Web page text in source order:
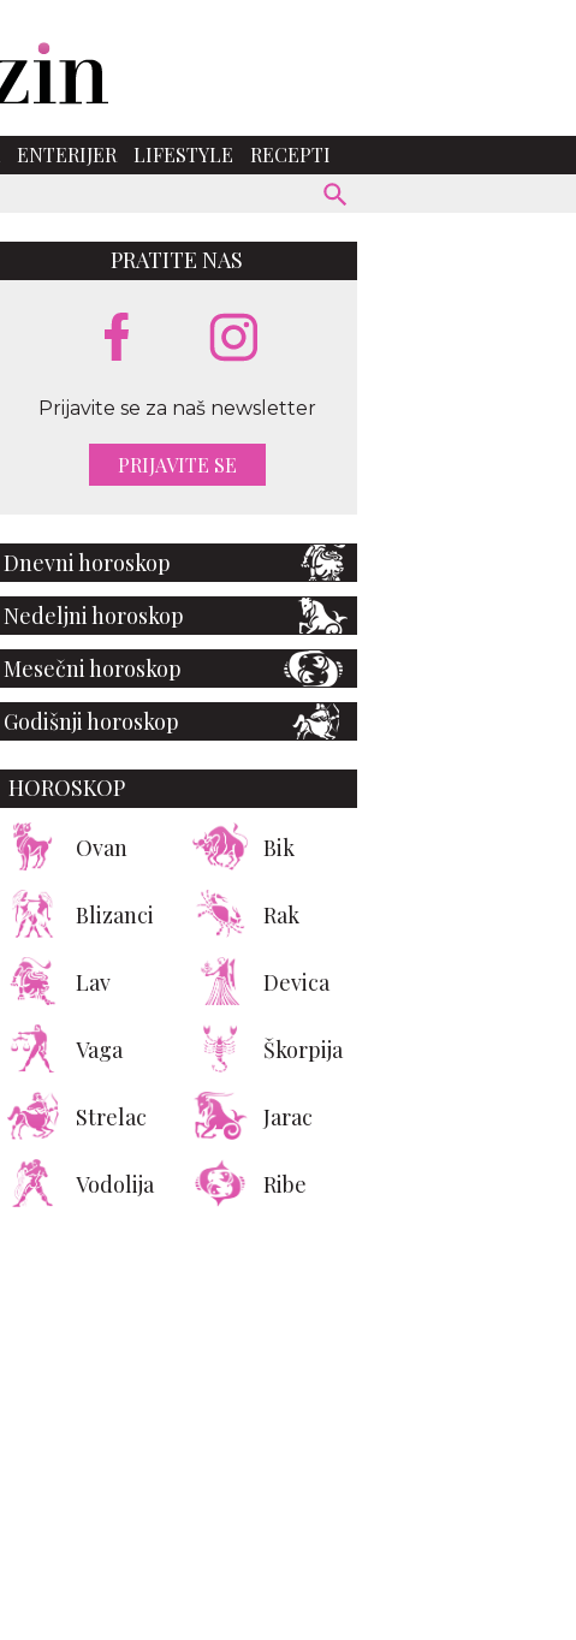
ENTERIJER LIFESTYLE
RECEPTI
PRATITE NAS
Prijavite se za naš newsletter
PRIJAVITE SE
Dnevni horoskop
Nedeljni horoskop
Mesečni horoskop
Godišnji horoskop
HOROSKOP
Ovan Bik
Blizanci Rak
Lav Devica
Vaga Škorpija
Strelac Jarac
Vodolija Ribe